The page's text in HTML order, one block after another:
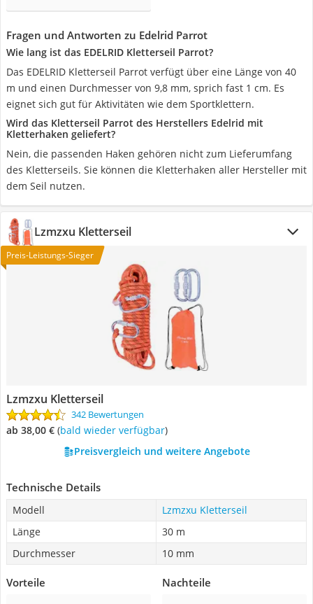
Fragen und Antworten zu Edelrid Parrot
Wie lang ist das EDELRID Kletterseil Parrot?
Das EDELRID Kletterseil Parrot verfügt über eine Länge von 40
m und einen Durchmesser von 9,8 mm, sprich fast 1 cm. Es
eignet sich gut für Aktivitäten wie dem Sportklettern.
Wird das Kletterseil Parrot des Herstellers Edelrid mit
Kletterhaken geliefert?
Nein, die passenden Haken gehören nicht zum Lieferumfang
des Kletterseils. Sie können die Kletterhaken aller Hersteller mit
dem Seil nutzen.
Lzmzxu Kletterseil
Preis-Leistungs-Sieger
Lzmzxu Kletterseil
342 Bewertungen
ab 38,00 € ( Bald wieder verfügbar)
Preisvergleich und weitere Angebote
Technische Details
Modell
Lzmzxu Kletterseil
Länge
30 m
Durchmesser
10 mm
Vorteile Nachteile